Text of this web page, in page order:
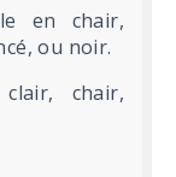
en chair,
ou noir.
chair,